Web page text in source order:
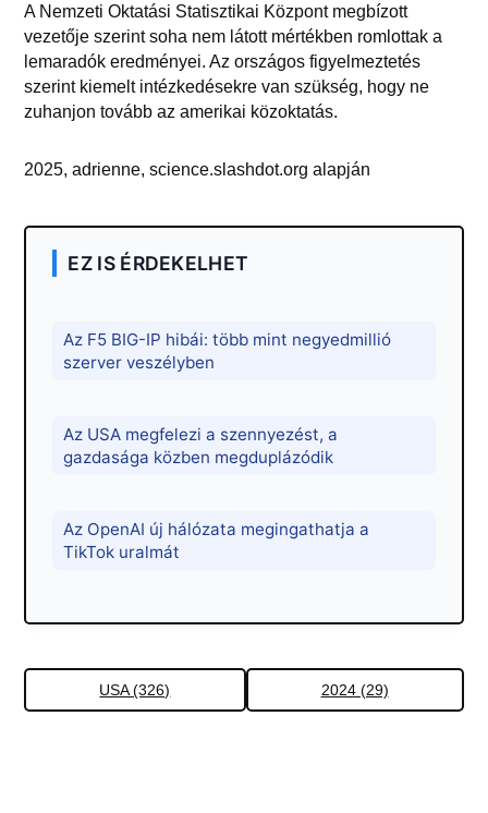
A Nemzeti Oktatási Statisztikai Központ megbízott
vezetője szerint soha nem látott mértékben romlottak a
lemaradók eredményei. Az országos figyelmeztetés
szerint kiemelt intézkedésekre van szükség, hogy ne
zuhanjon tovább az amerikai közoktatás.
2025, adrienne, science.slashdot.org alapján
EZ IS ÉRDEKELHET
Az F5 BIG-IP hibái: több mint negyedmillió
szerver veszélyben
Az USA megfelezi a szennyezést, a
gazdasága közben megduplázódik
Az OpenAI új hálózata megingathatja a
TikTok uralmát
USA (326) 2024 (29)